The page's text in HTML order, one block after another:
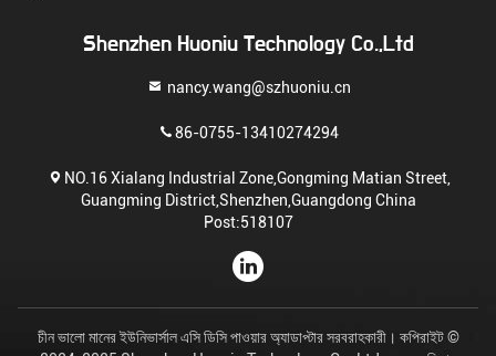
Shenzhen Huoniu Technology Co.,Ltd
nancy.wang@szhuoniu.cn
86-0755-13410274294
NO.16 Xialang Industrial Zone,Gongming Matian Street,
Guangming District,Shenzhen,Guangdong China
Post:518107
চীন ভালো মানের ইউনিভার্সাল এসি ডিসি পাওয়ার অ্যাডাপ্টার সরবরাহকারী। কপিরাইট ©